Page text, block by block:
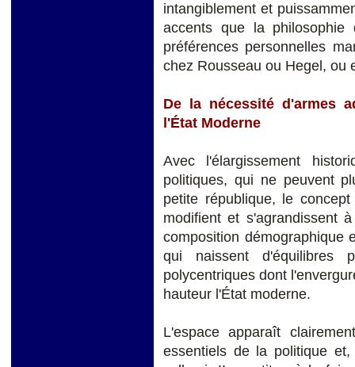
intangiblement et
accents que la
préférences personnelles
chez Rousseau ou Hegel, ou
De la nécessité d'armes
l'État Moderne
Avec l'élargissement
politiques, qui ne peuvent
petite république, le
modifient et s'agrandissent
composition démographique
qui naissent d'équilibres
polycentriques dont
hauteur l'État moderne.
L'espace apparaît
essentiels de la politique